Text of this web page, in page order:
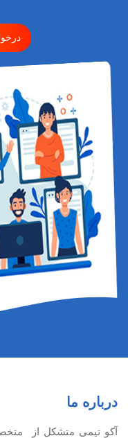
درباره ما
آكو تيمی متشکل از